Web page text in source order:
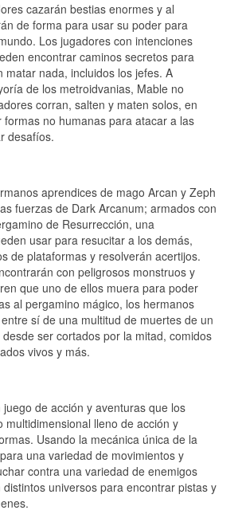
cazarán bestias enormes y al
de forma para usar su poder para
Los jugadores con intenciones
encontrar caminos secretos para
matar nada, incluidos los jefes. A
de los metroidvanias, Mable no
corran, salten y maten solos, en
no humanas para atacar a las
desafíos.
aprendices de mago Arcan y Zeph
fuerzas de Dark Arcanum; armados con
de Resurrección, una
usar para resucitar a los demás,
de plataformas y resolverán acertijos.
con peligrosos monstruos y
que uno de ellos muera para poder
al pergamino mágico, los hermanos
sí de una multitud de muertes de un
ser cortados por la mitad, comidos
vivos y más.
de acción y aventuras que los
multidimensional lleno de acción y
Usando la mecánica única de la
una variedad de movimientos y
contra una variedad de enemigos
universos para encontrar pistas y